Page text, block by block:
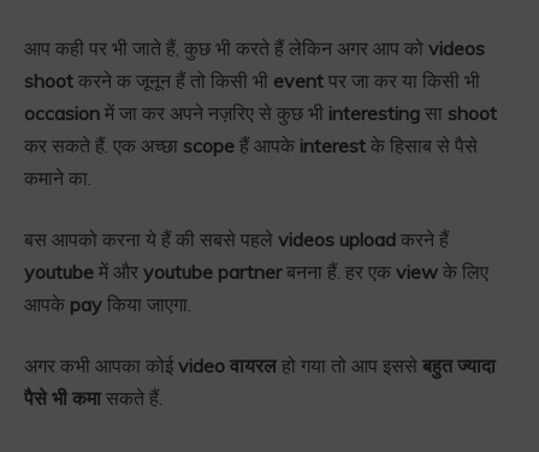
आप कही पर भी जाते हैं, कुछ भी करते हैं लेकिन अगर आप को videos
shoot करने क जूनून हैं तो किसी भी event पर जा कर या किसी भी
occasion में जा कर अपने नज़रिए से कुछ भी interesting सा shoot
कर सकते हैं. एक अच्छा scope हैं आपके interest के हिसाब से पैसे
कमाने का.
बस आपको करना ये हैं की सबसे पहले videos upload करने हैं
youtube में और youtube partnerबनना हैं. हर एक view के लिए
आपके pay किया जाएगा.
अगर कभी आपका कोईvideo वायरल हो गया तो आप इससे बहुत ज्यादा
पैसे भी कमासकते हैं.